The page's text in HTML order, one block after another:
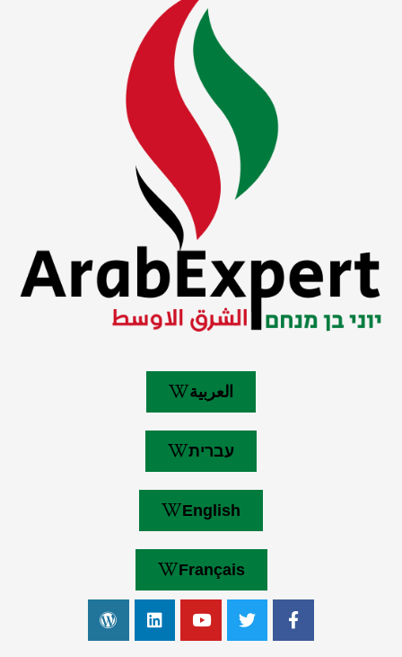
العربية
עברית
English
Français